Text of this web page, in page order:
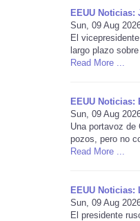
EEUU
Sun, 09 Aug
El
largo plazo
Read More ...
EEUU
Sun, 09 Aug
Una portavoz
pozos, pero no
Read More ...
EEUU
Sun, 09 Aug
El presidente